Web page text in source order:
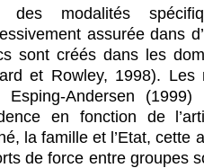
des modalités
assurée dans
sont créés dans les
et Rowley, 1998).
Esping-Andersen
en fonction de
la famille et l’Etat, cette
de force entre groupes